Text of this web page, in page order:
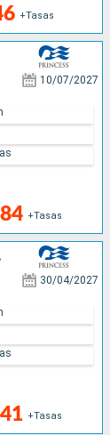
+Tasas
10/07/2027
+Tasas
30/04/2027
+Tasas